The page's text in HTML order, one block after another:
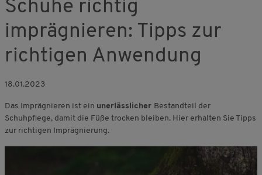
Schuhe richtig
imprägnieren: Tipps zur
richtigen Anwendung
18.01.2023
Das Imprägnieren ist ein unerlässlicher Bestandteil der
Schuhpflege, damit die Füße trocken bleiben. Hier erhalten Sie Tipps
zur richtigen Imprägnierung.